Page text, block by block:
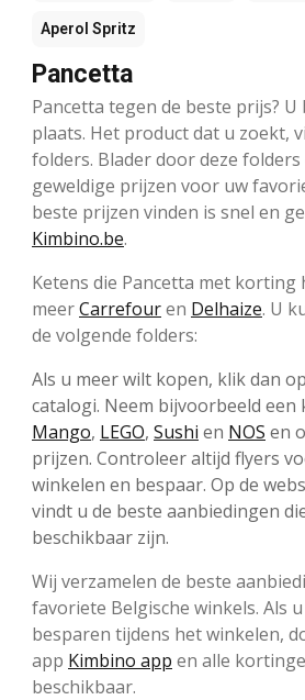
Aperol Spritz
Pancetta
Pancetta tegen de beste prijs?
plaats. Het product dat u zoekt,
folders. Blader door deze
geweldige prijzen voor uw
beste prijzen vinden is snel en
Kimbino.be.
Ketens die Pancetta met korting
meerCarrefouren Delhaize. U
de volgende folders:
Als u meer wilt kopen, klik dan
catalogi. Neem bijvoorbeeld een
Mango, LEGO, Sushi en NOS en
prijzen. Controleer altijd flyers
winkelen en bespaar. Op de
vindt u de beste aanbiedingen
beschikbaar zijn.
Wij verzamelen de beste
favoriete Belgische winkels. Als
besparen tijdens het winkelen,
app Kimbino app en alle
beschikbaar.